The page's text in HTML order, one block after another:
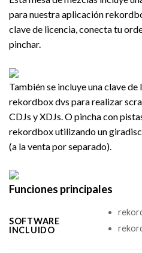
para nuestra aplicación
clave de licencia, conecta tu
pinchar.
También se incluye una clave
rekordbox dvs para realizar
CDJs y XDJs. O pincha con
rekordbox utilizando un
(a la venta por separado).
Funciones principales
SOFTWARE
INCLUIDO